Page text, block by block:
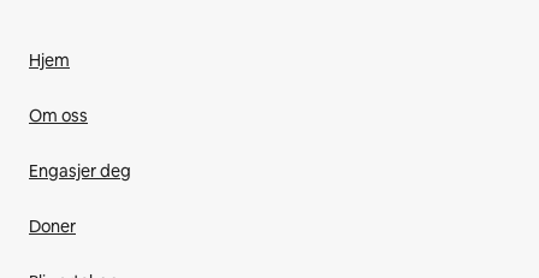
Hjem
Om oss
Engasjer deg
Doner